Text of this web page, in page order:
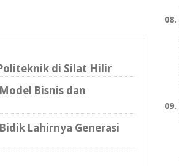
di Silat Hilir
Bisnis dan
Lahirnya Generasi